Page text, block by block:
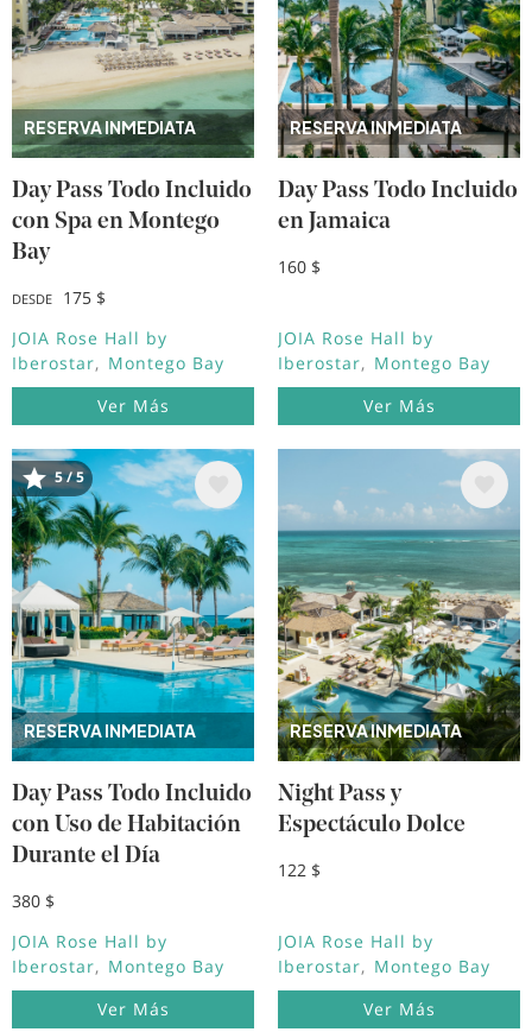
RESERVA INMEDIATA
Day Pass Todo Incluido
con Spa en Montego
Bay
DESDE
175 $
JOIA Rose Hall by
Iberostar
Montego Bay
Ver Más
RESERVA INMEDIATA
Day Pass Todo Incluido
en Jamaica
160 $
JOIA Rose Hall by
Iberostar
Montego Bay
Ver Más
RESERVA INMEDIATA
Image
5 / 5
Day Pass Todo Incluido
con Uso de Habitación
Durante el Día
380 $
JOIA Rose Hall by
Iberostar
Montego Bay
Ver Más
RESERVA INMEDIATA
Image
Night Pass y
Espectáculo Dolce
122 $
JOIA Rose Hall by
Iberostar
Montego Bay
Ver Más